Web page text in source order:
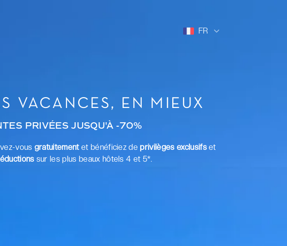
FR
VACANCES, EN MIEUX
PRIVÉES JUSQU'À -70%
vous gratuitementet bénéficiez deprivilèges exclusifset
sur les plus beaux hôtels 4 et 5*.